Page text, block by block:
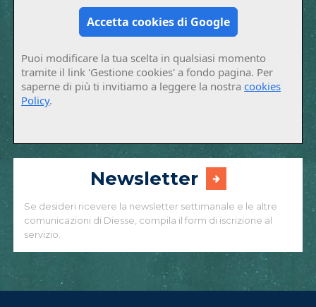
Accetta cookies di Google
Puoi modificare la tua scelta in qualsiasi momento
tramite il link 'Gestione cookies' a fondo pagina. Per
saperne di più ti invitiamo a leggere la nostracookies
Policy.
Newsletter
Se desideri ricevere la newsletter settimanale e le altre
comunicazioni di Diesse, compila il form di iscrizione al
servizio.